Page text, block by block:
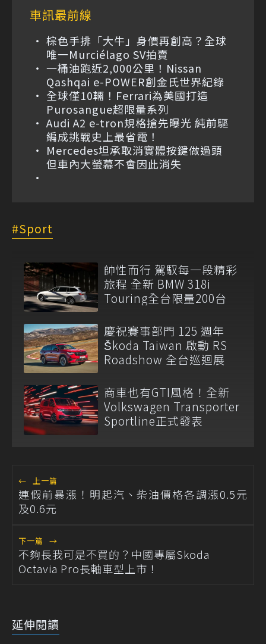
車訊最前線
棕色手排「大牛」身價再創高？全球
唯一Murciélago SV拍賣
一桶油跑近2,000公里！Nissan
Qashqai e-POWER創金氏世界紀錄
全球僅10輛！Ferrari為美國打造
Purosangue超限量系列
Audi A2 e-tron規格搶先曝光 純前驅
編成挑戰史上最省電！
Mercedes坦承取消實體按鍵做過頭
但車內大螢幕不會因此消失
Sport
帥性而行 駕馭每一段精彩
旅程 全新 BMW 318i
Touring全台限量200台
慶祝賽事部門 125 週年
Škoda Taiwan 啟動 RS
Roadshow 全台巡迴展
商車也有GTI風格！全新
Volkswagen Transporter
Sportline正式發表
← 上一篇
連假前暴漲！明起汽、柴油價格各調漲0.5元
及0.6元
下一篇 →
不夠長我可是不買的？中國專屬Skoda
Octavia Pro長軸車型上市！
延伸閱讀